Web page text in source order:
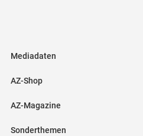
Mediadaten
AZ-Shop
AZ-Magazine
Sonderthemen